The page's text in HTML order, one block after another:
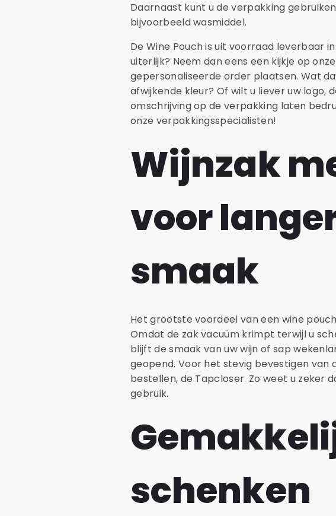
Daarnaast kunt u de verpakking
bijvoorbeeld wasmiddel.
De Wine Pouch is uit voorraad leverbaar
uiterlijk? Neem dan eens een kijkje op onze
gepersonaliseerde order plaatsen. Wat
afwijkende kleur? Of wilt u liever uw
omschrijving op de verpakking laten
onze verpakkingsspecialisten!
Wijnzak
voor
smaak
Het grootste voordeel van een wine
Omdat de zak vacuüm krimpt terwijl u
blijft de smaak van uw wijn of sap
geopend. Voor het stevig bevestigen van
bestellen, de Tapcloser. Zo weet u zeker
gebruik.
schenken